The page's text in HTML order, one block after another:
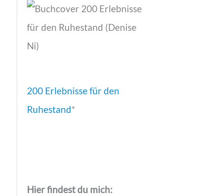
200 Erlebnisse für den
Ruhestand*
Hier findest du mich: